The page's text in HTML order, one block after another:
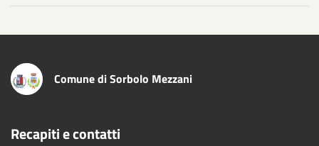
Comune di Sorbolo Mezzani
Recapiti e contatti